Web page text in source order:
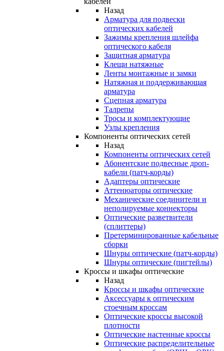
Назад
Арматура для подвески
оптических кабелей
Зажимы крепления шлейфа
оптического кабеля
Защитная арматура
Клещи натяжные
Ленты монтажные и замки
Натяжная и поддерживающая
арматура
Сцепная арматура
Талрепы
Тросы и комплектующие
Узлы крепления
Компоненты оптических сетей
Назад
Компоненты оптических сетей
Абонентские подвесные дроп-
кабели (патч-корды)
Адаптеры оптические
Аттенюаторы оптические
Механические соединители и
неполируемые коннекторы
Оптические разветвители
(сплиттеры)
Претерминированные кабельные
сборки
Шнуры оптические (патч-корды)
Шнуры оптические (пигтейлы)
Кроссы и шкафы оптические
Назад
Кроссы и шкафы оптические
Аксессуары к оптическим
стоечным кроссам
Оптические кроссы высокой
плотности
Оптические настенные кроссы
Оптические распределительные